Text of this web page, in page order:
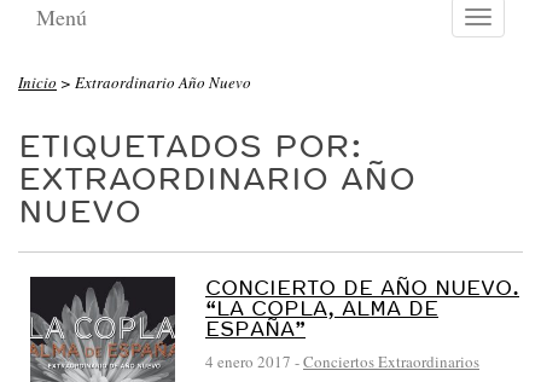
Toggle
Menú
Inicio > Extraordinario Año Nuevo
ETIQUETADOS POR:
EXTRAORDINARIO AÑO
NUEVO
CONCIERTO DE AÑO NUEVO.
“LA COPLA, ALMA DE
ESPAÑA”
4 enero 2017 -Conciertos Extraordinarios